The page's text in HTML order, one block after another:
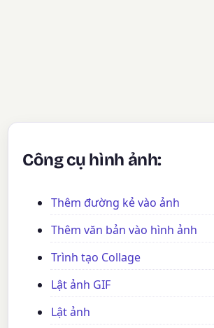
Công cụ hình ảnh:
Thêm đường kẻ vào ảnh
Thêm văn bản vào hình ảnh
Trình tạo Collage
Lật ảnh GIF
Lật ảnh